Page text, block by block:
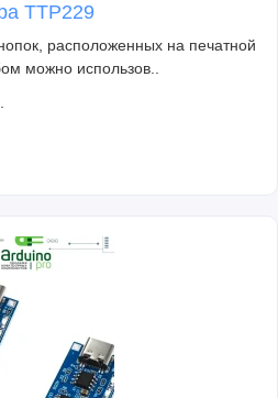
TTP229
расположенных на печатной
можно использов..